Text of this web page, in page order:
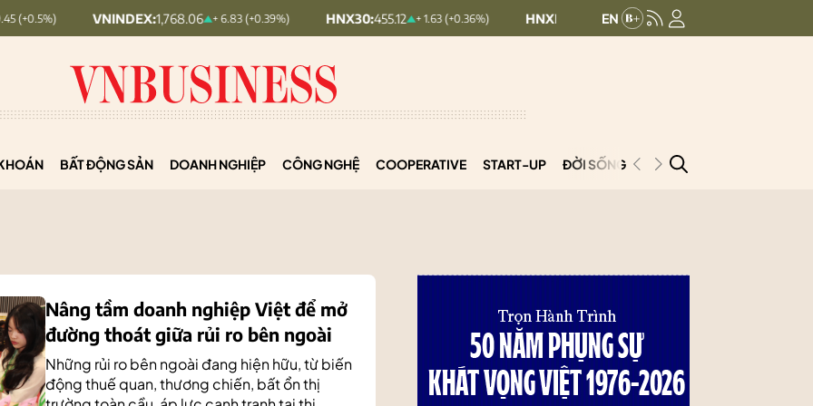
VNINDEX: 1,768.06 + 6.83 (+0.39%) HNX30: 455.12 + 1.63 (+0.36%) HNXINDEX: 293.44 + 0.25 (+0.09%)
BẤT ĐỘNG SẢN DOANH NGHIỆP CÔNG NGHỆ COOPERATIVE START-UP ĐỜI SỐNG PODCAST
Nâng tầm doanh nghiệp Việt để mở
đường thoát giữa rủi ro bên ngoài
Những rủi ro bên ngoài đang hiện hữu, từ biến
động thuế quan, thương chiến, bất ổn thị